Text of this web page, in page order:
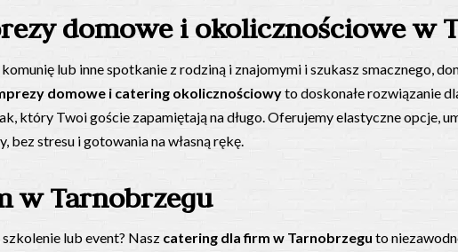
domowe i okolicznościowe w
lub inne spotkanie z rodziną i znajomymi i szukasz smacznego,
domowe i catering okolicznościowyto doskonałe rozwiązanie
który Twoi goście zapamiętają na długo. Oferujemy elastyczne opcje,
stresu i gotowania na własną rękę.
w Tarnobrzegu
lub event? Nasz catering dla firm w Tarnobrzegu to